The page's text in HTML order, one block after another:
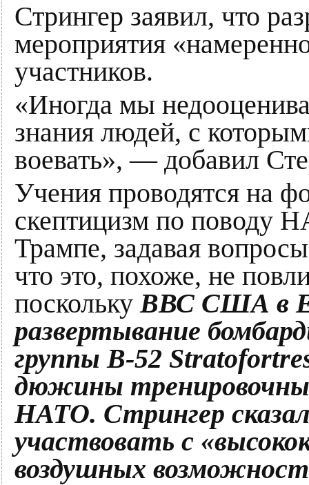
Стрингер заявил, что
мероприятия
участников.
«Иногда мы
знания людей, с
воевать», — добавил
Учения проводятся на
скептицизм по поводу
Трампе, задавая
что это, похоже, не
поскольку ВВС США в
развертывание
группы B-52
дюжины
НАТО. Стрингер
участвовать с
воздушных